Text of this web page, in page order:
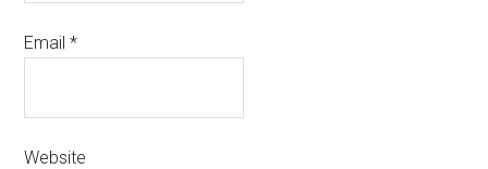
Email*
Website